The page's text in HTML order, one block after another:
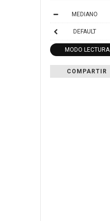
MEDIANO
DEFAULT
MODO LECTURA
COMPARTIR